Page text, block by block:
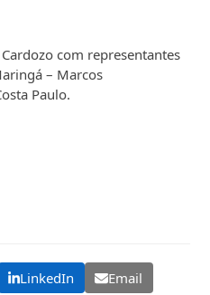
com representantes
– Marcos
Paulo.
LinkedIn Email